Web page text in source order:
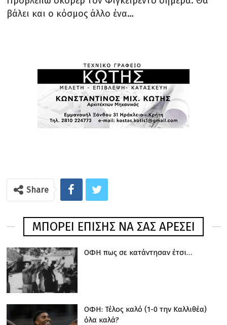
βάλει και ο κόσμος άλλο ένα…
Share
ΜΠΟΡΕΊ ΕΠΊΣΗΣ ΝΑ ΣΑΣ ΑΡΈΣΕΙ
ΟΦΗ πως σε κατάντησαν έτσι…
ΟΦΗ: Τέλος καλό (1-0 την Καλλιθέα)
όλα καλά?